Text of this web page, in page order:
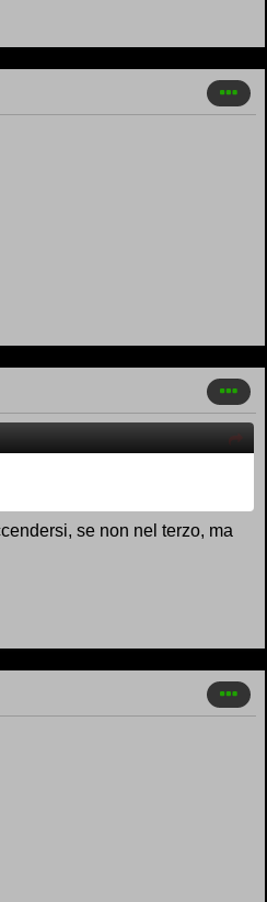
se non nel terzo, ma